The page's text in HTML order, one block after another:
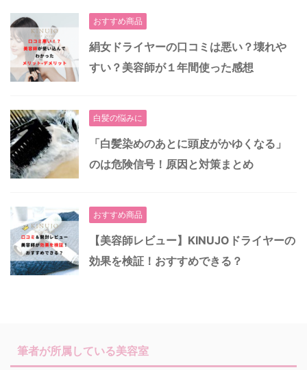
おすすめ商品
絹女ドライヤーの口コミは悪い？壊れや
すい？美容師が１年間使った感想
白髪の悩みに
「白髪染めのあとに頭皮がかゆくなる」
のは危険信号！原因と対策まとめ
おすすめ商品
【美容師レビュー】KINUJOドライヤーの
効果を検証！おすすめできる？
筆者が所属している美容室